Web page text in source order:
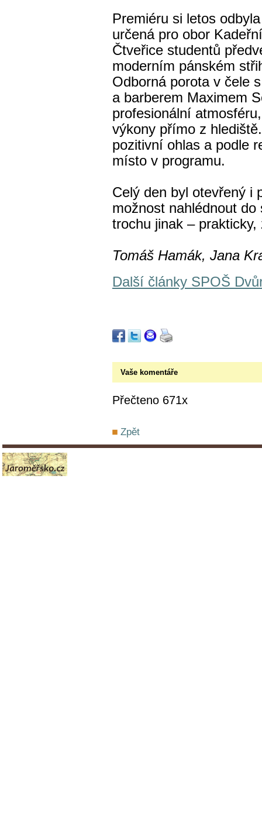
Premiéru si letos
určená pro obor
Čtveřice studentů
moderním pánském
Odborná porota v čele
a barberem Maximem
profesionální
výkony přímo z
pozitivní ohlas a podle
místo v programu.
Celý den byl otevřený i
možnost nahlédnout
trochu jinak –
Tomáš Hamák, Jana
Další články SPOŠ
Vaše komentáře
Přečteno 671x
Zpět